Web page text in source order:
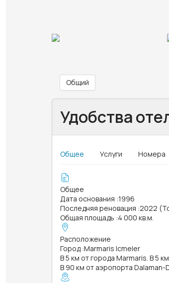
Общий
Удобства
Общее Услуги Номера
Общее
Дата основания :1996
Последняя реновация :2022
Общая площадь :4 000 кв.м.
Расположение
Город :Marmaris Icmeler
В 5 км от города Marmaris. В 5
В 90 км от аэропорта Dalaman-